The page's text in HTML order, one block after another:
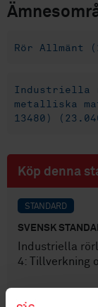
Rör Allmänt
Industriella
metalliska
13480)
Köp denna
STANDARD
SVENSK
Industriella
4: Tillverkning